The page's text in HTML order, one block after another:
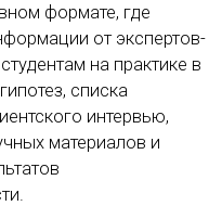
формате, где
от экспертов-
на практике в
списка
интервью,
материалов и